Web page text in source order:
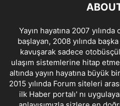
Yayın hayatına 2007
başlayan, 2008 yılında
kavuşarak sadece
ulaşım sistemlerine hitap
altında yayın hayatına büyük
2015 yılında Forum siteleri
ilk Haber portalı' nı